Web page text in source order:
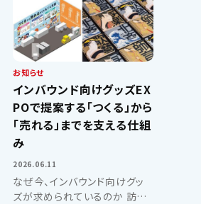
お知らせ
インバウンド向けグッズEX
POで提案する「つくる」から
「売れる」までを支える仕組
み
2026.06.11
なぜ今、インバウンド向けグッ
ズが求められているのか 訪日